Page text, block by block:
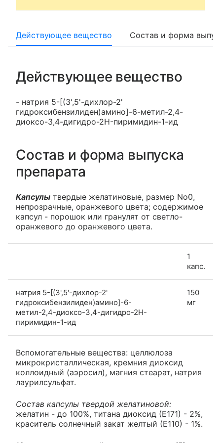
Действующее вещество Состав и форма
Действующее вещество
- натрия 5-[(3',5'-дихлор-2'
гидроксибензилиден)амино]-6-метил-2,4-
диоксо-3,4-дигидро-2H-пиримидин-1-ид
Состав и форма выпуска
препарата
Капсулы твердые желатиновые, размер No0,
непрозрачные, оранжевого цвета; содержимое
капсул - порошок или гранулят от светло-
оранжевого до оранжевого цвета.
1
капс.
натрия 5-[(3',5'-дихлор-2'
гидроксибензилиден)амино]-6-
метил-2,4-диоксо-3,4-дигидро-2H-
пиримидин-1-ид
150
мг
Вспомогательные вещества: целлюлоза
микрокристаллическая, кремния диоксид
коллоидный (аэросил), магния стеарат, натрия
лаурилсульфат.
Состав капсулы твердой желатиновой:
желатин - до 100%, титана диоксид (Е171) - 2%,
краситель солнечный закат желтый (Е110) - 1%.